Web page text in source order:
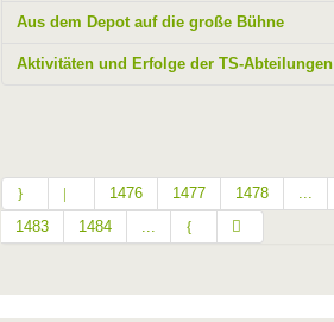
Aus dem Depot auf die große Bühne
Aktivitäten und Erfolge der TS-Abteilungen
1476 1477 1478 ...
1483
1484 ...